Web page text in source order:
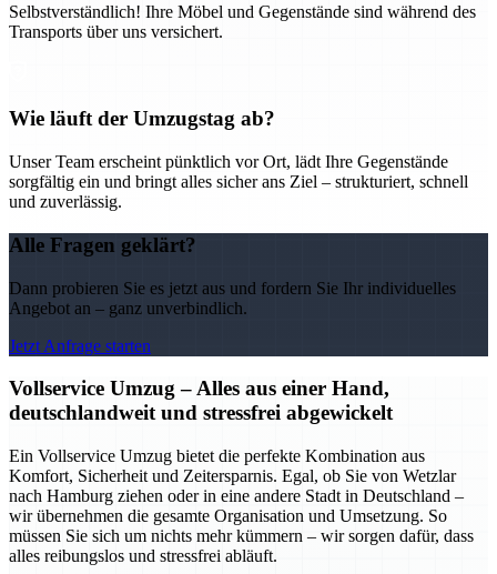
Selbstverständlich! Ihre Möbel und Gegenstände sind während des
Transports über uns versichert.
Wie läuft der Umzugstag ab?
Unser Team erscheint pünktlich vor Ort, lädt Ihre Gegenstände
sorgfältig ein und bringt alles sicher ans Ziel – strukturiert, schnell
und zuverlässig.
Alle Fragen geklärt?
Dann probieren Sie es jetzt aus und fordern Sie Ihr individuelles
Angebot an – ganz unverbindlich.
Jetzt Anfrage starten
Vollservice Umzug – Alles aus einer Hand,
deutschlandweit und stressfrei abgewickelt
Ein Vollservice Umzug bietet die perfekte Kombination aus
Komfort, Sicherheit und Zeitersparnis. Egal, ob Sie von Wetzlar
nach Hamburg ziehen oder in eine andere Stadt in Deutschland –
wir übernehmen die gesamte Organisation und Umsetzung. So
müssen Sie sich um nichts mehr kümmern – wir sorgen dafür, dass
alles reibungslos und stressfrei abläuft.